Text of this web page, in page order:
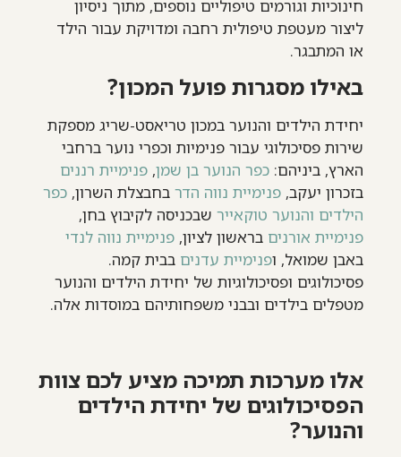
חינוכיות וגורמים טיפוליים נוספים, מתוך ניסיון
ליצור מעטפת טיפולית רחבה ומדויקת עבור הילד
או המתבגר.
באילו מסגרות פועל המכון?
יחידת הילדים והנוער במכון טריאסט-שריג מספקת
שירות פסיכולוגי עבור פנימיות וכפרי נוער ברחבי
הארץ, ביניהם:כפר הנוער בן שמן,פנימיית רננים
בזכרון יעקב,פנימיית נווה הדר בחבצלת השרון,כפר
הילדים והנוער טוקאייר שבכניסה לקיבוץ בחן,
פנימיית אורנים בראשון לציון,פנימיית נווה לנדי
באבן שמואל, ופנימיית עדניםבבית קמה.
פסיכולוגים ופסיכולוגיות של יחידת הילדים והנוער
מטפלים בילדים ובבני משפחותיהם במוסדות אלה.
אלו מערכות תמיכה מציע לכם צוות
הפסיכולוגים של יחידת הילדים
והנוער?